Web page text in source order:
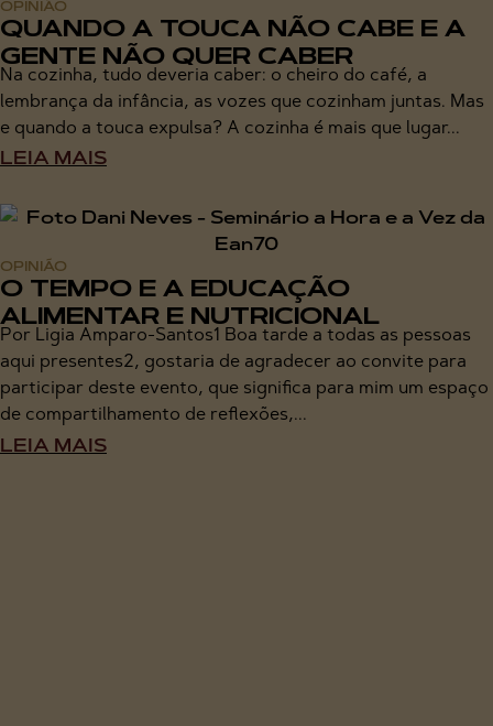
OPINIÃO
QUANDO A TOUCA NÃO CABE E A
GENTE NÃO QUER CABER
Na cozinha, tudo deveria caber: o cheiro do café, a
lembrança da infância, as vozes que cozinham juntas. Mas
e quando a touca expulsa? A cozinha é mais que lugar...
LEIA MAIS
OPINIÃO
O TEMPO E A EDUCAÇÃO
ALIMENTAR E NUTRICIONAL
Por Ligia Amparo-Santos1 Boa tarde a todas as pessoas
aqui presentes2, gostaria de agradecer ao convite para
participar deste evento, que significa para mim um espaço
de compartilhamento de reflexões,...
LEIA MAIS